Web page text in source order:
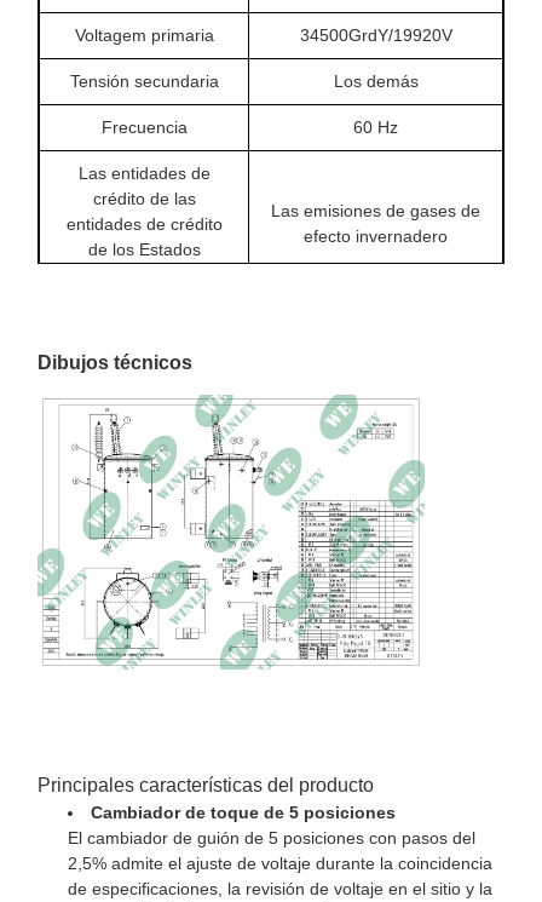
Voltagem primaria 34500GrdY/19920V
Tensión secundaria Los demás
Frecuencia 60 Hz
Las entidades de
crédito de las
entidades de crédito
de los Estados
Las emisiones de gases de
efecto invernadero
enrollamiento
Cubiertas
Aumento de la
temperatura
65°C
No pérdida de carga 203W
Pérdida de carga 819 W a 85 °C
Impedancia 2.26% a 85 °C
Las dimensiones 28.0" W × 35.2" D × 61.8" H
Dibujos técnicos
Principales características del producto
Cambiador de toque de 5 posiciones
El cambiador de guión de 5 posiciones con pasos del
2,5% admite el ajuste de voltaje durante la coincidencia
de especificaciones, la revisión de voltaje en el sitio y la